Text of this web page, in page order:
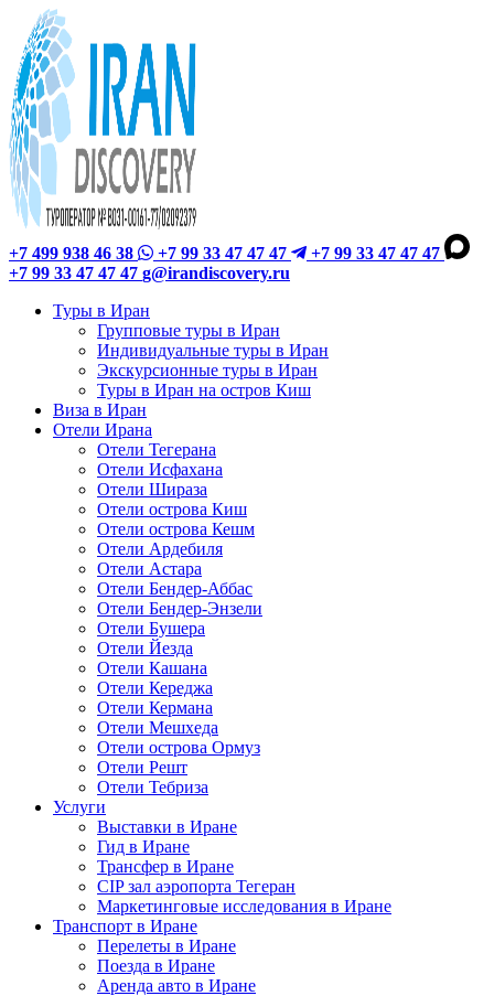
+7 499 938 46 38 +7 99 33 47 47 47
+7 99 33 47 47 47
+7 99 33 47 47 47 g@irandiscovery.ru
Туры в Иран
Групповые туры в Иран
Индивидуальные туры в Иран
Экскурсионные туры в Иран
Туры в Иран на остров Киш
Виза в Иран
Отели Ирана
Отели Тегерана
Отели Исфахана
Отели Шираза
Отели острова Киш
Отели острова Кешм
Отели Ардебиля
Отели Астара
Отели Бендер-Аббас
Отели Бендер-Энзели
Отели Бушера
Отели Йезда
Отели Кашана
Отели Кереджа
Отели Кермана
Отели Мешхеда
Отели острова Ормуз
Отели Решт
Отели Тебриза
Услуги
Выставки в Иране
Гид в Иране
Трансфер в Иране
CIP зал аэропорта Тегеран
Маркетинговые исследования в Иране
Транспорт в Иране
Перелеты в Иране
Поезда в Иране
Аренда авто в Иране